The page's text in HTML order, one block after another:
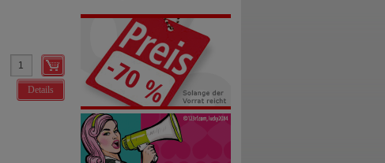
Details